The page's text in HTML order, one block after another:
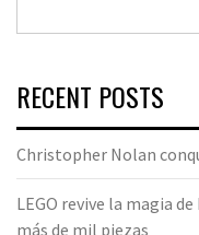
RECENT POSTS
Christopher Nolan
LEGO revive la magia
más de mil piezas